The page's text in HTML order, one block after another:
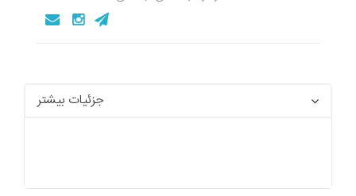
جزئیات بیشتر